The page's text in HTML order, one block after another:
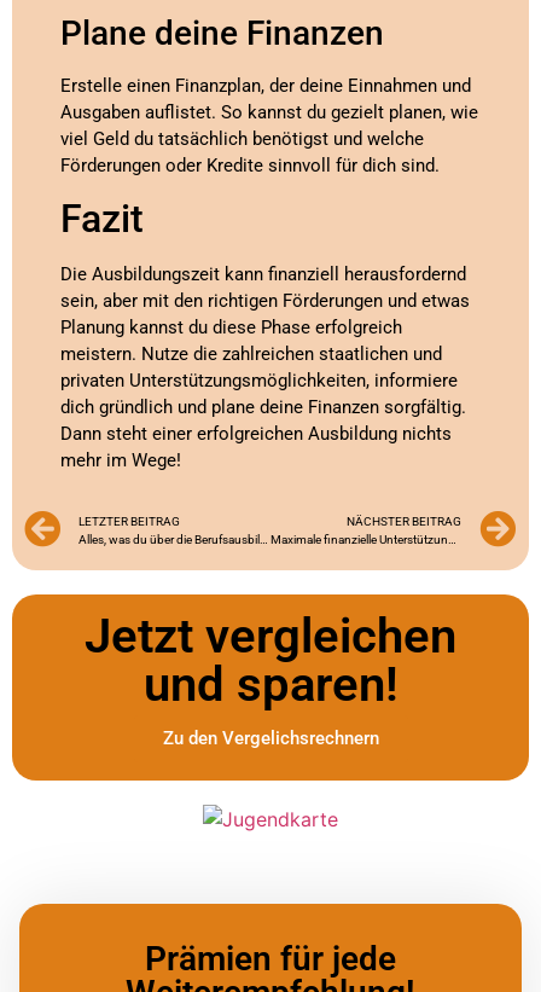
Plane deine Finanzen
Erstelle einen Finanzplan, der deine Einnahmen und
Ausgaben auflistet. So kannst du gezielt planen, wie
viel Geld du tatsächlich benötigst und welche
Förderungen oder Kredite sinnvoll für dich sind.
Fazit
Die Ausbildungszeit kann finanziell herausfordernd
sein, aber mit den richtigen Förderungen und etwas
Planung kannst du diese Phase erfolgreich
meistern. Nutze die zahlreichen staatlichen und
privaten Unterstützungsmöglichkeiten, informiere
dich gründlich und plane deine Finanzen sorgfältig.
Dann steht einer erfolgreichen Ausbildung nichts
mehr im Wege!
LETZTER BEITRAG
NÄCHSTER BEITRAG
Jetzt vergleichen
und sparen!
Zu den Vergelichsrechnern
Prämien für jede